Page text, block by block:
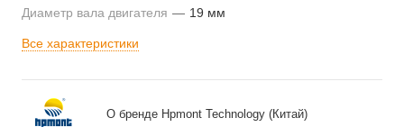
Диаметр вала двигателя — 19 мм
Все характеристики
О бренде Hpmont Technology (Китай)